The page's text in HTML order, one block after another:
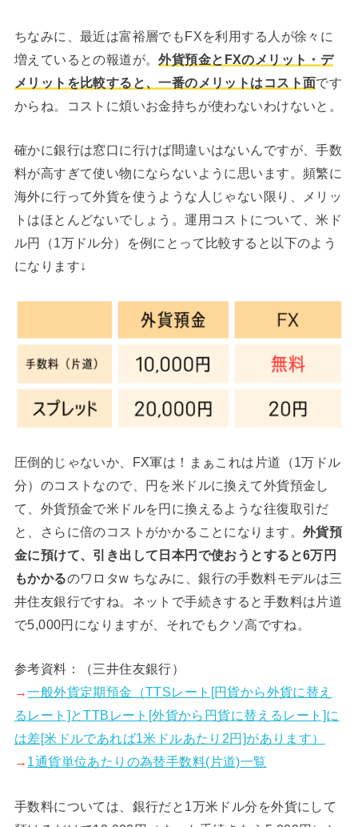
ちなみに、最近は富裕層でもFXを利用する人が徐々に
増えているとの報道が。外貨預金とFXのメリット・デ
メリットを比較すると、一番のメリットはコスト面です
からね。コストに煩いお金持ちが使わないわけないと。
確かに銀行は窓口に行けば間違いはないんですが、手数
料が高すぎて使い物にならないように思います。頻繁に
海外に行って外貨を使うような人じゃない限り、メリッ
トはほとんどないでしょう。運用コストについて、米ド
ル円（1万ドル分）を例にとって比較すると以下のよう
になります↓
圧倒的じゃないか、FX軍は！まぁこれは片道（1万ドル
分）のコストなので、円を米ドルに換えて外貨預金し
て、外貨預金で米ドルを円に換えるような往復取引だ
と、さらに倍のコストがかかることになります。 外貨預
金に預けて、引き出して日本円で使おうとすると6万円
もかかるのワロタw ちなみに、銀行の手数料モデルは三
井住友銀行ですね。ネットで手続きすると手数料は片道
で5,000円になりますが、それでもクソ高ですね。
参考資料：（三井住友銀行）
→一般外貨定期預金（TTSレート[円貨から外貨に替え
るレート]とTTBレート[外貨から円貨に替えるレート]に
は差[米ドルであれば1米ドルあたり2円]があります）
→ 1通貨単位あたりの為替手数料(片道)一覧
手数料については、銀行だと1万米ドル分を外貨にして